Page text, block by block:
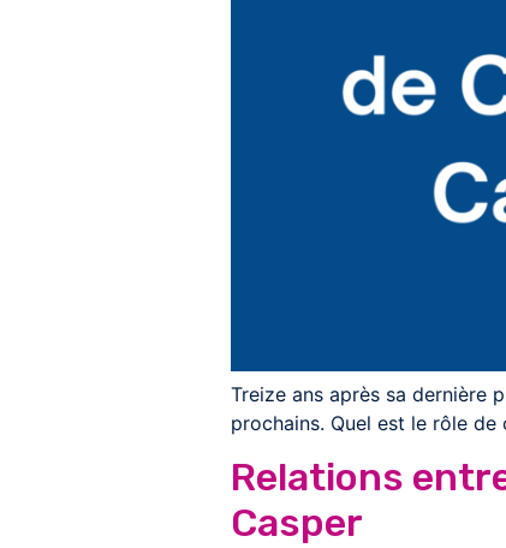
Treize ans après sa dernière
prochains. Quel est le rôle
Relations
Casper